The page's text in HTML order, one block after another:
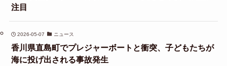
注目
2026-05-07 ニュース
香川県直島町でプレジャーボートと衝突、子どもたちが
海に投げ出される事故発生